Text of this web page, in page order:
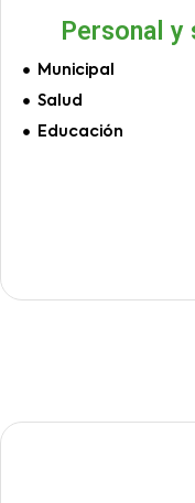
Personal y
Municipal
Salud
Educación